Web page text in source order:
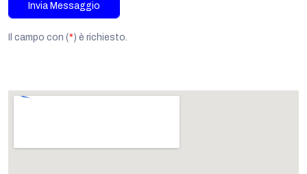
Invia Messaggio
Il campo con (*) è richiesto.